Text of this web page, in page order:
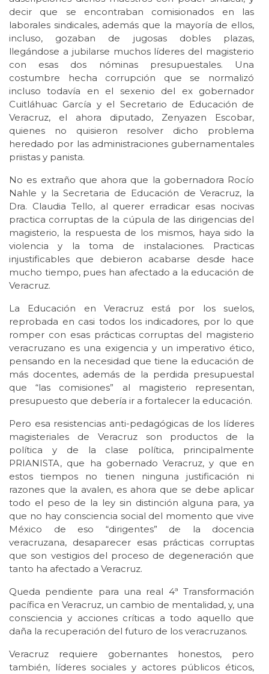
decir que se encontraban comisionados en las
laborales sindicales, además que la mayoría de ellos,
incluso, gozaban de jugosas dobles plazas,
llegándose a jubilarse muchos líderes del magisterio
con esas dos nóminas presupuestales. Una
costumbre hecha corrupción que se normalizó
incluso todavía en el sexenio del ex gobernador
Cuitláhuac García y el Secretario de Educación de
Veracruz, el ahora diputado, Zenyazen Escobar,
quienes no quisieron resolver dicho problema
heredado por las administraciones gubernamentales
priistas y panista.
No es extraño que ahora que la gobernadora Rocío
Nahle y la Secretaria de Educación de Veracruz, la
Dra. Claudia Tello, al querer erradicar esas nocivas
practica corruptas de la cúpula de las dirigencias del
magisterio, la respuesta de los mismos, haya sido la
violencia y la toma de instalaciones. Practicas
injustificables que debieron acabarse desde hace
mucho tiempo, pues han afectado a la educación de
Veracruz.
La Educación en Veracruz está por los suelos,
reprobada en casi todos los indicadores, por lo que
romper con esas prácticas corruptas del magisterio
veracruzano es una exigencia y un imperativo ético,
pensando en la necesidad que tiene la educación de
más docentes, además de la perdida presupuestal
que “las comisiones” al magisterio representan,
presupuesto que debería ir a fortalecer la educación.
Pero esa resistencias anti-pedagógicas de los líderes
magisteriales de Veracruz son productos de la
política y de la clase política, principalmente
PRIANISTA, que ha gobernado Veracruz, y que en
estos tiempos no tienen ninguna justificación ni
razones que la avalen, es ahora que se debe aplicar
todo el peso de la ley sin distinción alguna para, ya
que no hay consciencia social del momento que vive
México de eso “dirigentes” de la docencia
veracruzana, desaparecer esas prácticas corruptas
que son vestigios del proceso de degeneración que
tanto ha afectado a Veracruz.
Queda pendiente para una real 4ª Transformación
pacífica en Veracruz, un cambio de mentalidad, y, una
consciencia y acciones críticas a todo aquello que
daña la recuperación del futuro de los veracruzanos.
Veracruz requiere gobernantes honestos, pero
también, líderes sociales y actores públicos éticos,